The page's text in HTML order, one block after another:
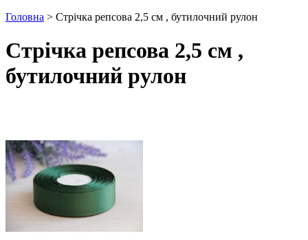
Головна > Стрічка репсова 2,5 см , бутилочний рулон
Стрічка репсова 2,5 см ,
бутилочний рулон